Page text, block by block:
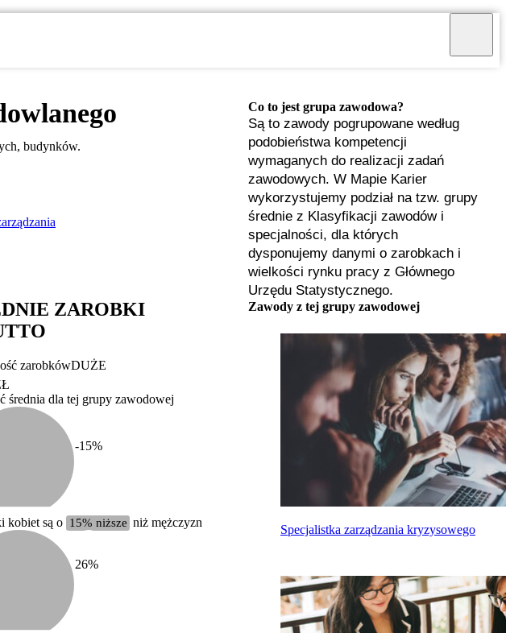
budynków.
wynagrodzeń
ZAROBKI
całkowite wynagrodzenie
miesięczne brutto nie dla tego zawodu, lecz
uśrednione dla wszystkich zawodów z grupy,
do której należy ten zawód według Głównego
Struktura wynagrodzeń
według zawodów, 2022
poniżej 4500 zł
4500 zł – 5999 zł
6000 zł – 7499 zł
zarobkówDUŻE
średnia dla tej grupy zawodowej
-15%
kobiet są o 15% niższe niż mężczyzn
26%
Co to jest grupa zawodowa?
Są to zawody pogrupowane według
podobieństwa kompetencji
wymaganych do realizacji zadań
zawodowych. W Mapie Karier
wykorzystujemy podział na tzw. grupy
średnie z Klasyfikacji zawodów i
specjalności, dla których
dysponujemy danymi o zarobkach i
wielkości rynku pracy z Głównego
Urzędu Statystycznego.
Zawody z tej grupy zawodowej
Specjalistka zarządzania kryzysowego